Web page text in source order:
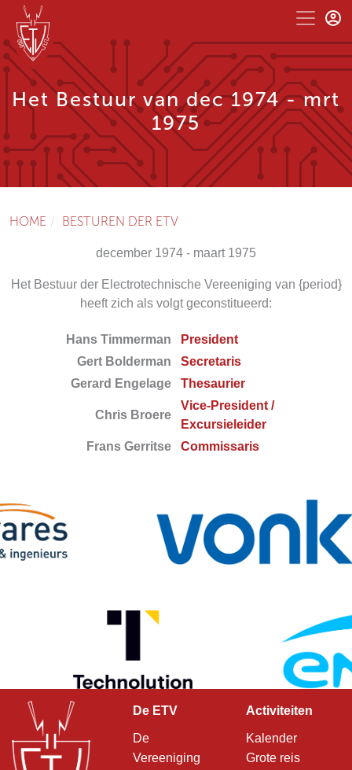
Het Bestuur van dec 1974 - mrt
1975
HOME BESTUREN DER ETV
december 1974 - maart 1975
Het Bestuur der Electrotechnische Vereeniging van {period}
heeft zich als volgt geconstitueerd:
Hans Timmerman
President
Gert Bolderman
Secretaris
Gerard Engelage
Thesaurier
Chris Broere
Vice-President /
Excursieleider
Frans Gerritse
Commissaris
De ETV
De
Vereeniging
Activiteiten
Kalender
Grote reis